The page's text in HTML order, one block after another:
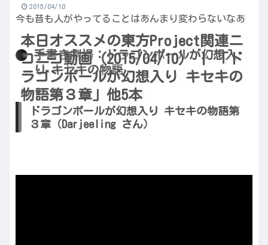
本日オススメの東方Project関連ニ
コニコ動画（2015/04/10） | 「ド
ラゴンボールが幻想入り キセキの
物語第３章」他5本
2015/04/10
今も昔も人がやってることはあんまり変わらないなあ
手書き劇場：ドラゴンボールが幻想入
り キセキの物語
ドラゴンボールが幻想入り キセキの物語第
３章（Darjeeling さん）